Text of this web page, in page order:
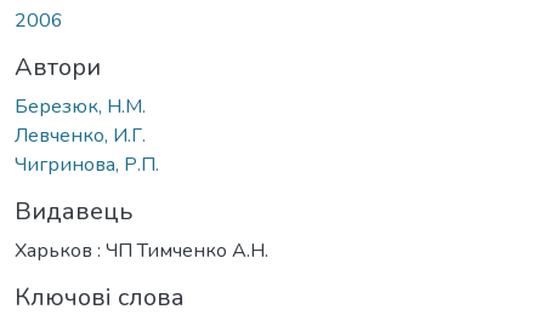
2006
Автори
Березюк, Н.М.
Левченко, И.Г.
Чигринова, Р.П.
Видавець
Харьков : ЧП Тимченко А.Н.
Ключові слова